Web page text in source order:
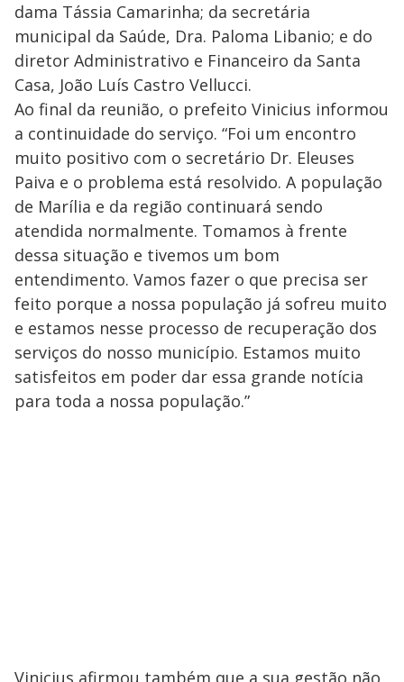
dama Tássia Camarinha; da secretária
municipal da Saúde, Dra. Paloma Libanio; e do
diretor Administrativo e Financeiro da Santa
Casa, João Luís Castro Vellucci.
Ao final da reunião, o prefeito Vinicius informou
a continuidade do serviço. “Foi um encontro
muito positivo com o secretário Dr. Eleuses
Paiva e o problema está resolvido. A população
de Marília e da região continuará sendo
atendida normalmente. Tomamos à frente
dessa situação e tivemos um bom
entendimento. Vamos fazer o que precisa ser
feito porque a nossa população já sofreu muito
e estamos nesse processo de recuperação dos
serviços do nosso município. Estamos muito
satisfeitos em poder dar essa grande notícia
para toda a nossa população.”
Vinicius afirmou também que a sua gestão não